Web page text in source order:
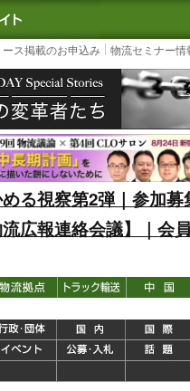
最大の物流ニュースサイト
3PL, SCM
ス掲載のお申込み 物流セミナー
る視察第2弾｜参加募
広報連絡会議】｜会